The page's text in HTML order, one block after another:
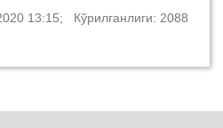
13:15; Кўрилганлиги: 2088